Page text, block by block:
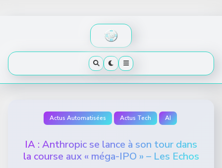
Actus Automatisées Actus Tech AI
IA : Anthropic se lance à son tour dans
la course aux « méga-IPO » – Les Echos